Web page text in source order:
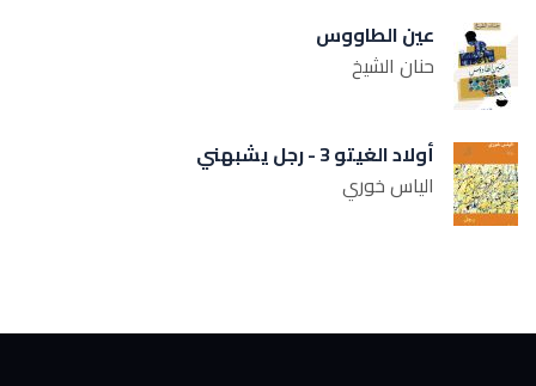
عين الطاووس
حنان الشيخ
أولاد الغيتو 3 - رجل يشبهني
الياس خوري